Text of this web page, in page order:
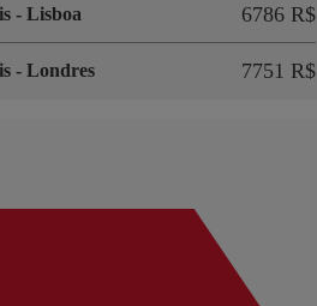
- Lisboa 6786 R$
- Londres 7751 R$